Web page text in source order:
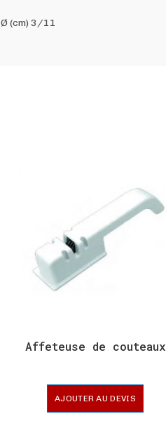
Ø (cm) 3/11
Affeteuse de couteaux
AJOUTER AU DEVIS